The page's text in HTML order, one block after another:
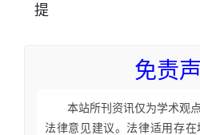
提
免责
本站所刊资讯仅为学术观
法律意见建议。法律适用存